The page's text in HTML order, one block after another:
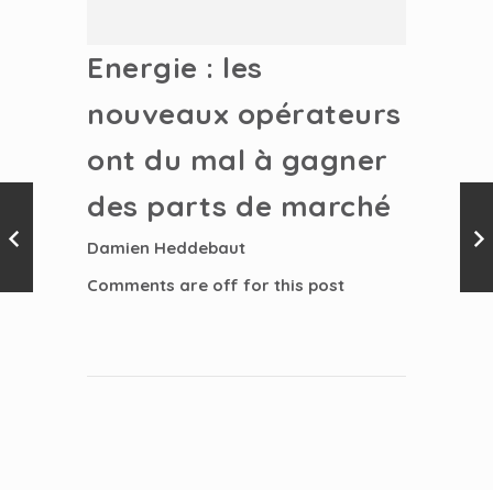
Energie : les
nouveaux opérateurs
ont du mal à gagner
des parts de marché
Damien Heddebaut
Comments are off for this post